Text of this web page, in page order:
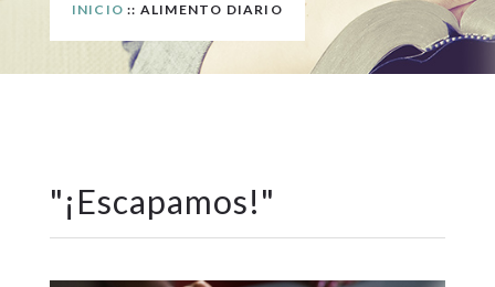
INICIO :: ALIMENTO DIARIO
"¡Escapamos!"